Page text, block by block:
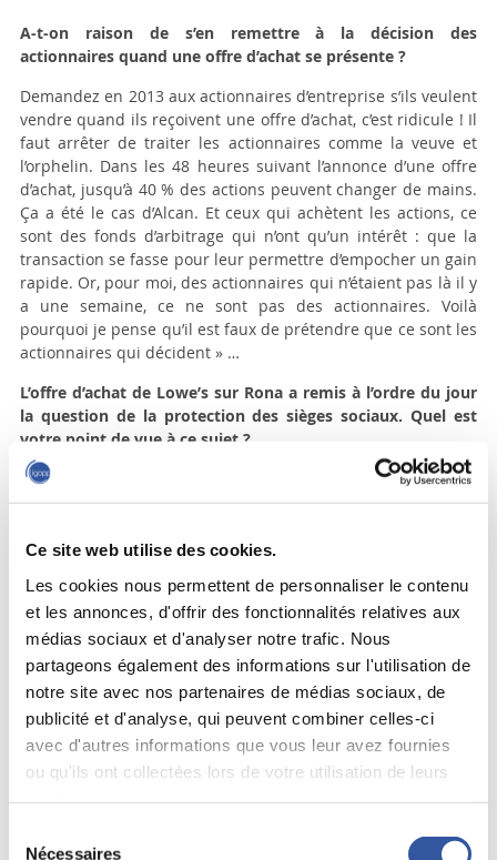
Ce site web utilise des cookies.
Les cookies nous permettent de personnaliser le contenu
et les annonces, d'offrir des fonctionnalités relatives aux
médias sociaux et d'analyser notre trafic. Nous
partageons également des informations sur l'utilisation de
notre site avec nos partenaires de médias sociaux, de
publicité et d'analyse, qui peuvent combiner celles-ci
avec d'autres informations que vous leur avez fournies
ou qu'ils ont collectées lors de votre utilisation de leurs
Nécessaires
A-t-on raison de s’en remettre à la décision des
actionnaires quand une offre d’achat se présente ?
Demandez en 2013 aux actionnaires d’entreprise s’ils veulent
vendre quand ils reçoivent une offre d’achat, c’est ridicule ! Il
faut arrêter de traiter les actionnaires comme la veuve et
l’orphelin. Dans les 48 heures suivant l’annonce d’une offre
d’achat, jusqu’à 40 % des actions peuvent changer de mains.
Ça a été le cas d’Alcan. Et ceux qui achètent les actions, ce
sont des fonds d’arbitrage qui n’ont qu’un intérêt : que la
transaction se fasse pour leur permettre d’empocher un gain
rapide. Or, pour moi, des actionnaires qui n’étaient pas là il y
a une semaine, ce ne sont pas des actionnaires. Voilà
pourquoi je pense qu’il est faux de prétendre que ce sont les
actionnaires qui décident » …
L’offre d’achat de Lowe’s sur Rona a remis à l’ordre du jour
la question de la protection des sièges sociaux. Quel est
votre point de vue à ce sujet ?
Des 50 sociétés québécoises qui ont la plus forte
capitalisation, 42 sont protégées contre une offre non
qu’elles sont protégées par la loi fédérale. Changer la loi
toucherait que 8 de ces 50 sociétés. Le problème est que,
malgré deux décisions de la Cour suprême du Canada – BCE
et Peoples – selon lesquelles les membres des conseils
d’administration doivent tenir compte d’autres facteurs que
le seul intérêt des actionnaires, les commissions des valeurs
mobilières provinciales continuent de prétendre que le seul
devoir des membres du conseil est de tenter de trouver une
meilleure offre que celle qui a été reçue.
Lire la suite